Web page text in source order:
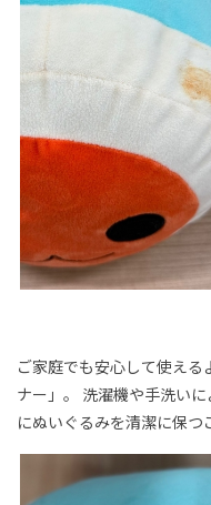
ご家庭でも安心して使え
ナー」。
洗濯機や手洗い
にぬいぐるみを清潔に保つ